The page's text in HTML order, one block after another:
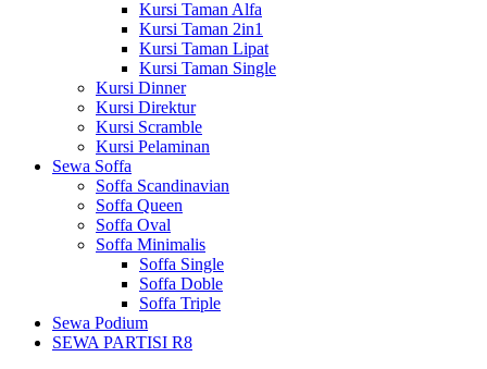
Kursi Taman Alfa
Kursi Taman 2in1
Kursi Taman Lipat
Kursi Taman Single
Kursi Dinner
Kursi Direktur
Kursi Scramble
Kursi Pelaminan
Sewa Soffa
Soffa Scandinavian
Soffa Queen
Soffa Oval
Soffa Minimalis
Soffa Single
Soffa Doble
Soffa Triple
Sewa Podium
SEWA PARTISI R8